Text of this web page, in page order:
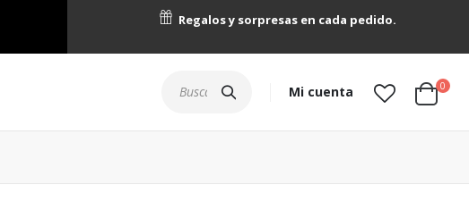
Regalos y sorpresas en cada pedido.
Mi cuenta Cart
0